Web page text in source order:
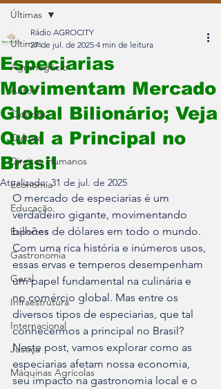
Últimas
Agronegócio
Auto+
Cidades
Cultura
Direitos Humanos
Economia
Educação
Esportes
Gastronomia
Geral
Infraestrutura
Internacional
Justiça
Máquinas Agrícolas
Últimas
Especiarias
Movimentam Mercado
Global Bilionário; Veja
Qual a Principal no
Brasil
Rádio AGROCITY
27 de jul. de 2025 4 min de leitura
Atualizado:31 de jul. de 2025
O mercado de especiarias é um
verdadeiro gigante, movimentando
bilhões de dólares em todo o mundo.
Com uma rica história e inúmeros usos,
essas ervas e temperos desempenham
um papel fundamental na culinária e
no comércio global. Mas entre os
diversos tipos de especiarias, que tal
conhecermos a principal no Brasil?
Neste post, vamos explorar como as
especiarias afetam nossa economia,
seu impacto na gastronomia local e o